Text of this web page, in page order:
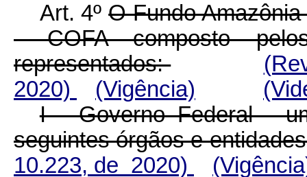
Art. 4ºO Fundo
- COFA composto
representados:
2020)
(Vigência)
I - Governo Federal -
seguintes órgãos e
10.223, de 2020)